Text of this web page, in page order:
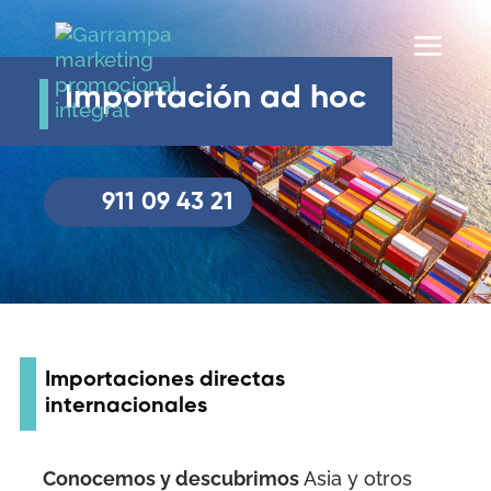
Importación ad hoc
911 09 43 21
Importaciones directas
internacionales
Conocemos y descubrimosAsia y otros